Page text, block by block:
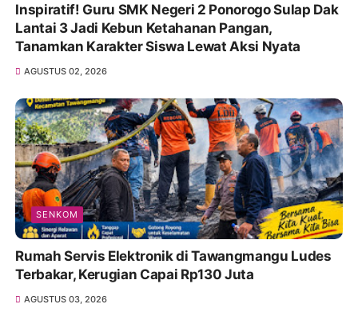
Inspiratif! Guru SMK Negeri 2 Ponorogo Sulap Dak
Lantai 3 Jadi Kebun Ketahanan Pangan,
Tanamkan Karakter Siswa Lewat Aksi Nyata
AGUSTUS 02, 2026
SENKOM
Rumah Servis Elektronik di Tawangmangu Ludes
Terbakar, Kerugian Capai Rp130 Juta
AGUSTUS 03, 2026